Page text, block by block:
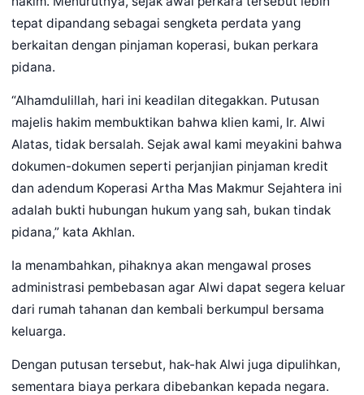
tepat dipandang sebagai sengketa perdata yang
berkaitan dengan pinjaman koperasi, bukan perkara
pidana.
“Alhamdulillah, hari ini keadilan ditegakkan. Putusan
majelis hakim membuktikan bahwa klien kami, Ir. Alwi
Alatas, tidak bersalah. Sejak awal kami meyakini bahwa
dokumen-dokumen seperti perjanjian pinjaman kredit
dan adendum Koperasi Artha Mas Makmur Sejahtera ini
adalah bukti hubungan hukum yang sah, bukan tindak
pidana,” kata Akhlan.
Ia menambahkan, pihaknya akan mengawal proses
administrasi pembebasan agar Alwi dapat segera keluar
dari rumah tahanan dan kembali berkumpul bersama
keluarga.
Dengan putusan tersebut, hak-hak Alwi juga dipulihkan,
sementara biaya perkara dibebankan kepada negara.